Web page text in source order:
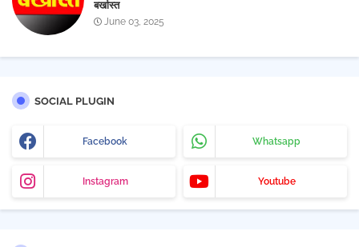
बर्खास्त
June 03, 2025
SOCIAL PLUGIN
Facebook Whatsapp
Instagram Youtube